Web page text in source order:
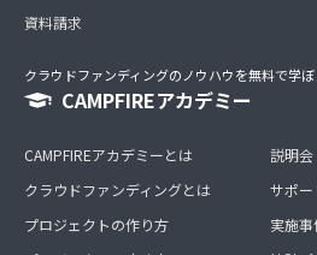
資料請求
クラウドファンディングのノウハウを無料で学ぼ
CAMPFIREアカデミー
CAMPFIREアカデミーとは
クラウドファンディングとは
プロジェクトの作り方
説明
サポー
実施事